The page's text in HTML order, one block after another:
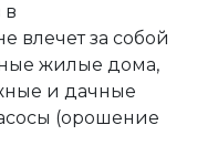
в
влечет за собой
жилые дома,
и дачные
(орошение